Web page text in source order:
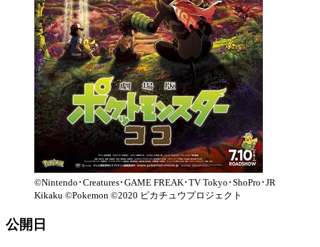
©Nintendo･Creatures･GAME FREAK･TV Tokyo･ShoPro･JR
Kikaku ©Pokemon ©2020 ピカチュウプロジェクト
公開日